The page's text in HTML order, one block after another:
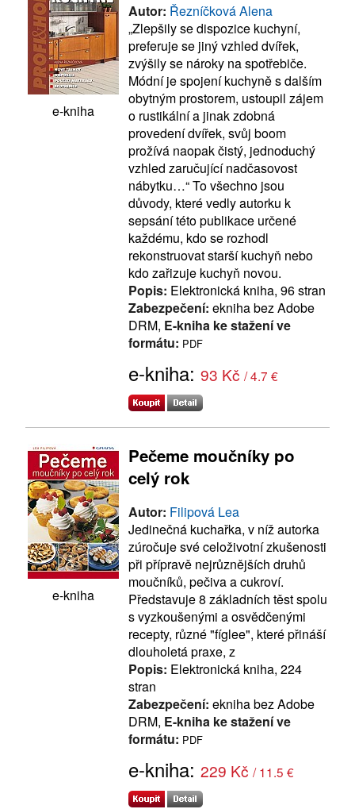
e-kniha
Autor: Řezníčková Alena
„Zlepšily se dispozice kuchyní,
preferuje se jiný vzhled dvířek,
zvýšily se nároky na spotřebiče.
Módní je spojení kuchyně s dalším
obytným prostorem, ustoupil zájem
o rustikální a jinak zdobná
provedení dvířek, svůj boom
prožívá naopak čistý, jednoduchý
vzhled zaručující nadčasovost
nábytku…“ To všechno jsou
důvody, které vedly autorku k
sepsání této publikace určené
každému, kdo se rozhodl
rekonstruovat starší kuchyň nebo
kdo zařizuje kuchyň novou.
Popis: Elektronická kniha, 96 stran
Zabezpečení: ekniha bez Adobe
DRM, E-kniha ke stažení ve
formátu: PDF
e-kniha: 93 Kč / 4.7 €
e-kniha
Pečeme moučníky po
celý rok
Autor: Filipová Lea
Jedinečná kuchařka, v níž autorka
zúročuje své celoživotní zkušenosti
při přípravě nejrůznějších druhů
moučníků, pečiva a cukroví.
Představuje 8 základních těst spolu
s vyzkoušenými a osvědčenými
recepty, různé "fíglee", které přináší
dlouholetá praxe, z
Popis: Elektronická kniha, 224
stran
Zabezpečení: ekniha bez Adobe
DRM, E-kniha ke stažení ve
formátu: PDF
e-kniha: 229 Kč / 11.5 €